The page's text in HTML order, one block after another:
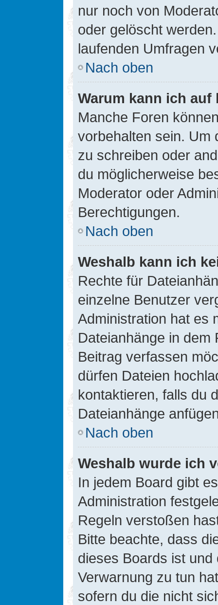
nur noch von
oder gelöscht
laufenden Umfragen
Nach oben
Warum kann ich
Manche Foren
vorbehalten sein. Um
zu schreiben oder
du möglicherweise
Moderator oder
Berechtigungen.
Nach oben
Weshalb kann ich
Rechte für
einzelne Benutzer
Administration hat es
Dateianhänge in dem
Beitrag verfassen
dürfen Dateien
kontaktieren, falls du
Dateianhänge
Nach oben
Weshalb wurde ich
In jedem Board gibt
Administration
Regeln verstoßen
Bitte beachte, dass
dieses Boards ist
Verwarnung zu tun
sofern du die nicht